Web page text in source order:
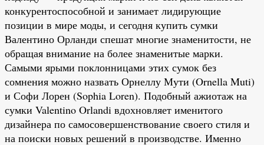
конкурентоспособной и занимает лидирующие
позиции в мире моды, и сегодня купить сумки
Валентино Орланди спешат многие знаменитости, не
обращая внимание на более знаменитые марки.
Самыми ярыми поклонницами этих сумок без
сомнения можно назвать Орнеллу Мути (Ornella Muti)
и Софи Лорен (Sophia Loren). Подобный ажиотаж на
сумки Valentino Orlandi вдохновляет именитого
дизайнера по самосовершенствование своего стиля и
на поиски новых решений в производстве. Именно